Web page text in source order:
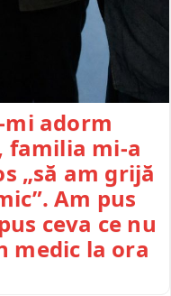
adorm
familia mi-a
„să am grijă
Am pus
ceva ce nu
medic la ora